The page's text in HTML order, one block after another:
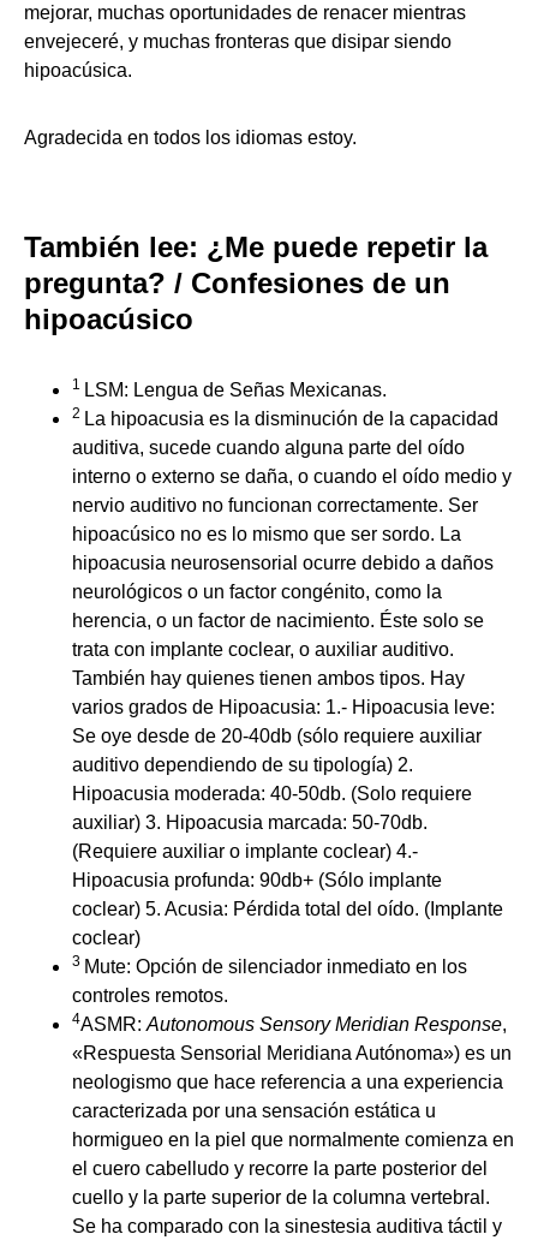
mejorar, muchas oportunidades de renacer mientras
envejeceré, y muchas fronteras que disipar siendo
hipoacúsica.
Agradecida en todos los idiomas estoy.
También lee: ¿Me puede repetir la
pregunta? / Confesiones de un
hipoacúsico
1 LSM: Lengua de Señas Mexicanas.
2 La hipoacusia es la disminución de la capacidad
auditiva, sucede cuando alguna parte del oído
interno o externo se daña, o cuando el oído medio y
nervio auditivo no funcionan correctamente. Ser
hipoacúsico no es lo mismo que ser sordo. La
hipoacusia neurosensorial ocurre debido a daños
neurológicos o un factor congénito, como la
herencia, o un factor de nacimiento. Éste solo se
trata con implante coclear, o auxiliar auditivo.
También hay quienes tienen ambos tipos. Hay
varios grados de Hipoacusia: 1.- Hipoacusia leve:
Se oye desde de 20-40db (sólo requiere auxiliar
auditivo dependiendo de su tipología) 2.
Hipoacusia moderada: 40-50db. (Solo requiere
auxiliar) 3. Hipoacusia marcada: 50-70db.
(Requiere auxiliar o implante coclear) 4.-
Hipoacusia profunda: 90db+ (Sólo implante
coclear) 5. Acusia: Pérdida total del oído. (Implante
coclear)
3 Mute: Opción de silenciador inmediato en los
controles remotos.
4ASMR: Autonomous Sensory Meridian Response,
«Respuesta Sensorial Meridiana Autónoma») es un
neologismo que hace referencia a una experiencia
caracterizada por una sensación estática u
hormigueo en la piel que normalmente comienza en
el cuero cabelludo y recorre la parte posterior del
cuello y la parte superior de la columna vertebral.
Se ha comparado con la sinestesia auditiva táctil y